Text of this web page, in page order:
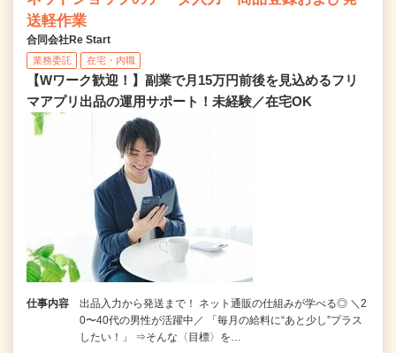
送軽作業
合同会社Re Start
業務委託 在宅・内職
【Wワーク歓迎！】副業で月15万円前後を見込めるフリ
マアプリ出品の運用サポート！未経験／在宅OK
仕事内容
出品入力から発送まで！ ネット通販の仕組みが学べる◎ ＼2
0〜40代の男性が活躍中／ 「毎月の給料に“あと少し”プラス
したい！」 ⇒そんな〈目標〉を…